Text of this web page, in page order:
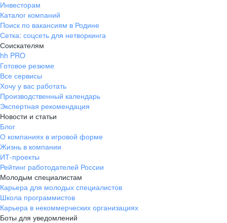
Инвесторам
Каталог компаний
Поиск по вакансиям в Родине
Сетка: соцсеть для нетворкинга
Соискателям
hh PRO
Готовое резюме
Все сервисы
Хочу у вас работать
Производственный календарь
Экспертная рекомендация
Новости и статьи
Блог
О компаниях в игровой форме
Жизнь в компании
ИТ-проекты
Рейтинг работодателей России
Молодым специалистам
Карьера для молодых специалистов
Школа программистов
Карьера в некоммерческих организациях
Боты для уведомлений